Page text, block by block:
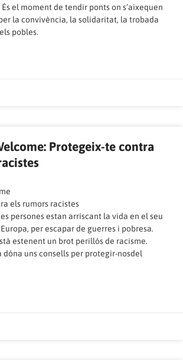
el moment de tendir ponts on s’aixequen
la convivència, la solidaritat, la trobada
pobles.
Protegeix-te contra
els rumors racistes
persones estan arriscant la vida en el seu
per escapar de guerres i pobresa.
estenent un brot perillós de racisme.
uns consells per protegir-nosdel